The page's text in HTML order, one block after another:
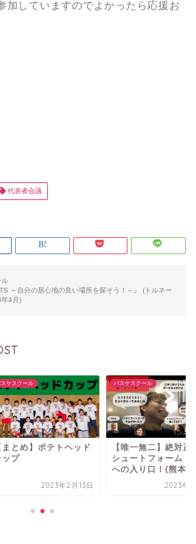
加していますのでよかったら応援お
代表者会議
ル
～自分の居心地の良い場所を探そう！～』 (トルネー
年4月)
スケスクール
まとめ】ポテトヘッド
ップ
2023年2月13日
バスケスクール
【唯一無二】絶対正
シュートフォーム！
への入り口！(熊本
2023年1